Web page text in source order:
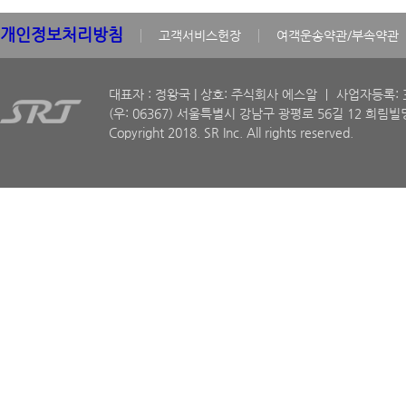
개인정보처리방침 고객서비스헌장 여객운송약관/부속약관
대표자 : 정왕국 | 상호: 주식회사 에스알 ㅣ 사업자등
(우: 06367) 서울특별시 강남구 광평로 56길 12 희림빌
Copyright 2018. SR Inc. All rights reserved.